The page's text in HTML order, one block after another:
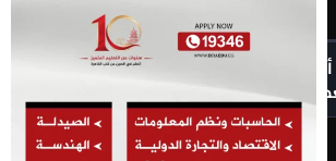
تكتب .. حين يصبح الذكاء الاصطناعي
هل نستبدل التأمل بالاستهلاك؟
المزيد ‹